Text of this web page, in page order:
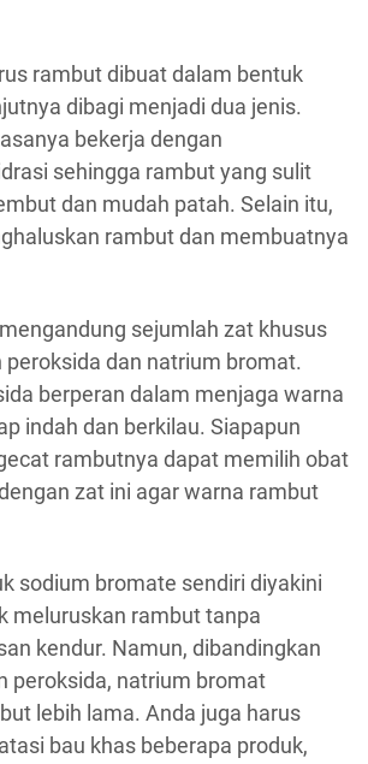
rambut dibuat dalam bentuk
dibagi menjadi dua jenis.
bekerja dengan
sehingga rambut yang sulit
dan mudah patah. Selain itu,
rambut dan membuatnya
sejumlah zat khusus
peroksida dan natrium bromat.
berperan dalam menjaga warna
indah dan berkilau. Siapapun
rambutnya dapat memilih obat
zat ini agar warna rambut
sodium bromate sendiri diyakini
meluruskan rambut tanpa
kendur. Namun, dibandingkan
peroksida, natrium bromat
lebih lama. Anda juga harus
bau khas beberapa produk,